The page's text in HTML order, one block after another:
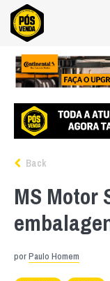
Back
MS Motor
porPaulo Homem